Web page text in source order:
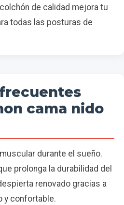
de calidad mejora tu
todas las posturas de
cama nido
durante el sueño.
prolonga la durabilidad del
renovado gracias a
y confortable.